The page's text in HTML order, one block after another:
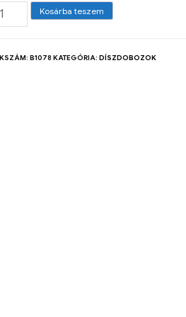
Kosárba teszem
B1078 KATEGÓRIA: DÍSZDOBOZOK